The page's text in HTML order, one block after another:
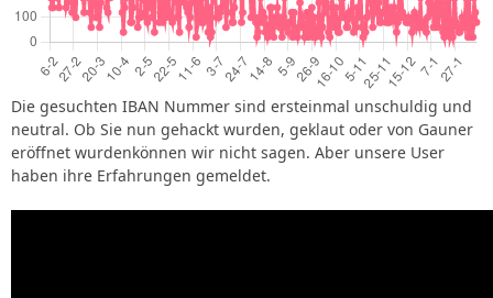
Die gesuchten IBAN Nummer sind ersteinmal unschuldig und
neutral. Ob Sie nun gehackt wurden, geklaut oder von Gauner
eröffnet wurdenkönnen wir nicht sagen. Aber unsere User
haben ihre Erfahrungen gemeldet.